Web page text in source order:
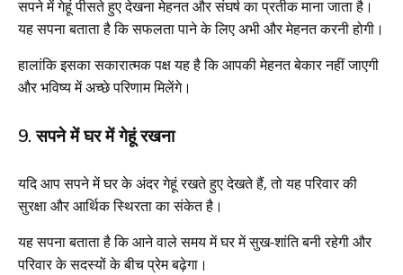
सपने में गेहूं पीसते हुए देखना मेहनत और संघर्ष का प्रतीक माना जाता है।
यह सपना बताता है कि सफलता पाने के लिए अभी और मेहनत करनी होगी।
हालांकि इसका सकारात्मक पक्ष यह है कि आपकी मेहनत बेकार नहीं जाएगी
और भविष्य में अच्छे परिणाम मिलेंगे।
9. सपने में घर में गेहूं रखना
यदि आप सपने में घर के अंदर गेहूं रखते हुए देखते हैं, तो यह परिवार की
सुरक्षा और आर्थिक स्थिरता का संकेत है।
यह सपना बताता है कि आने वाले समय में घर में सुख-शांति बनी रहेगी और
परिवार के सदस्यों के बीच प्रेम बढ़ेगा।